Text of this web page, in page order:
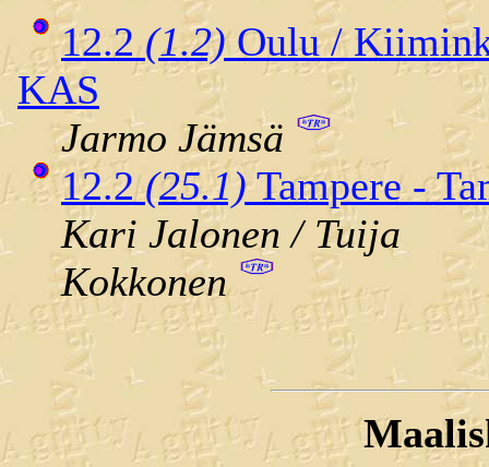
12.2 (1.2)Oulu /
KAS
Jarmo Jämsä
12.2(25.1)Tampere -
Kari Jalonen / Tuija
Kokkonen